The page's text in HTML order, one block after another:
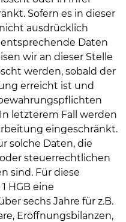
Sofern es in dieser
ausdrücklich
Daten
wir an dieser Stelle
werden, sobald der
erreicht ist und
letzterem Fall werden
eingeschränkt.
solche Daten, die
steuerrechtlichen
sind. Für diese
HGB eine
sechs Jahre für z.B.
Eröffnungsbilanzen,